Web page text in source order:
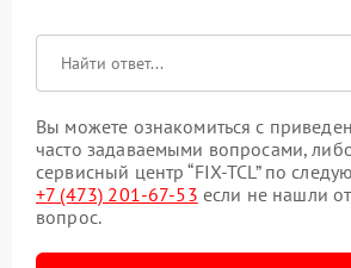
Вы можете ознакомиться с
часто задаваемыми вопросами,
сервисный центр “FIX-TCL” по
+7 (473) 201-67-53 если не нашли
вопрос.